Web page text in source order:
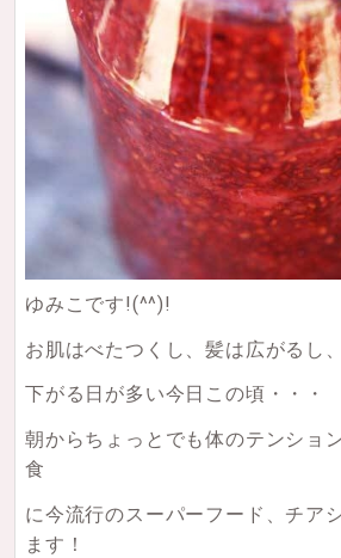
ゆみこです!(^^)!
お肌はべたつくし、髪は広がるし
下がる日が多い今日この頃・・・
朝からちょっとでも体のテンショ
食
に今流行のスーパーフード、チア
ます！